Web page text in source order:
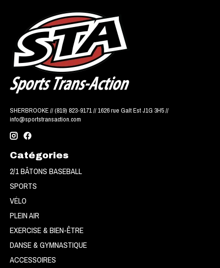
SHERBROOKE // (819) 823-9171 // 1626 rue Galt Est J1G 3H5 //
info@sportstransaction.com
Catégories
2/1 BÂTONS BASEBALL
SPORTS
VÉLO
PLEIN AIR
EXERCISE & BIEN-ÊTRE
DANSE & GYMNASTIQUE
ACCESSOIRES